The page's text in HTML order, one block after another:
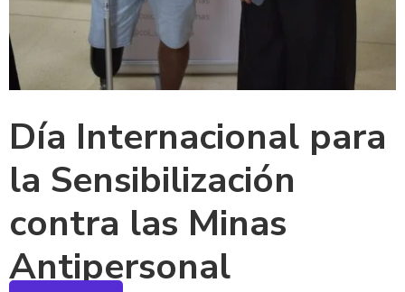
Día Internacional para
la Sensibilización
contra las Minas
Antipersonal